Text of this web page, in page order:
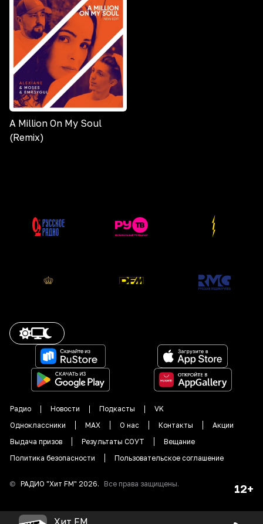
A Million On My Soul
(Remix)
Радио Новости Подкасты
VK
Одноклассники
MAX О нас Контакты
Акции
Выдача призов
Результаты СОУТ
Вещание
Политика безопасности
Пользовательское соглашение
© РАДИО "Хит FM" 2026. Все права защищены. 12+
Хит FM